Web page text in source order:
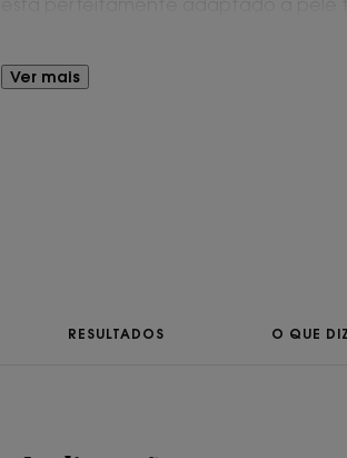
suave, dia após dia.
Ver mais
RESULTADOS O QUE